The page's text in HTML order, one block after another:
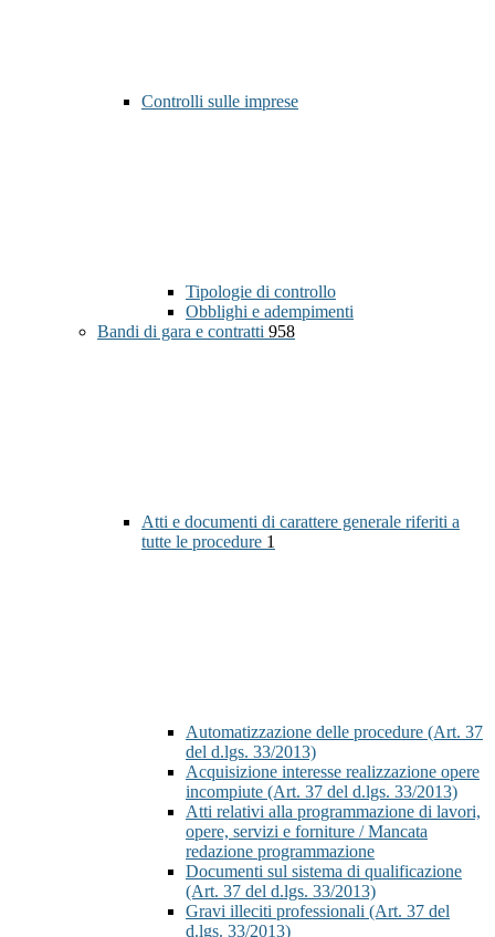
Controlli sulle imprese
Tipologie di controllo
Obblighi e adempimenti
Bandi di gara e contratti 958
Atti e documenti di carattere generale riferiti a
tutte le procedure 1
Automatizzazione delle procedure (Art. 37
del d.lgs. 33/2013)
Acquisizione interesse realizzazione opere
incompiute (Art. 37 del d.lgs. 33/2013)
Atti relativi alla programmazione di lavori,
opere, servizi e forniture / Mancata
redazione programmazione
Documenti sul sistema di qualificazione
(Art. 37 del d.lgs. 33/2013)
Gravi illeciti professionali (Art. 37 del
d.lgs. 33/2013)